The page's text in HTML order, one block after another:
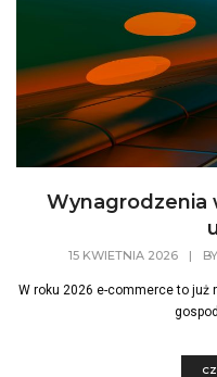
Wynagrodzenia
15 KWIETNIA 2026 | BY
W roku 2026 e-commerce to już